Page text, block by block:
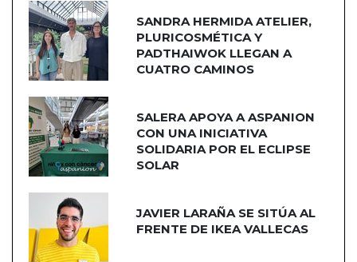
SANDRA HERMIDA ATELIER,
PLURICOSMÉTICA Y
PADTHAIWOK LLEGAN A
CUATRO CAMINOS
SALERA APOYA A ASPANION
CON UNA INICIATIVA
SOLIDARIA POR EL ECLIPSE
SOLAR
JAVIER LARAÑA SE SITÚA AL
FRENTE DE IKEA VALLECAS